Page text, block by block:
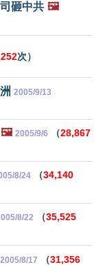
砸中共 🖼️
次）
2005/9/13
🖼️ 2005/9/6 （28,867
8/24 （34,140
8/22 （35,525
2005/8/17 （31,356